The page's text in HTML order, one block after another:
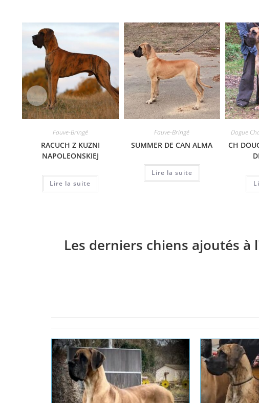
Fauve-Bringé
RACUCH Z KUZNI
NAPOLEONSKIEJ
Lire la suite
Fauve-Bringé
SUMMER DE CAN ALMA
Lire la suite
Dogue
CH
Les derniers chiens ajoutés